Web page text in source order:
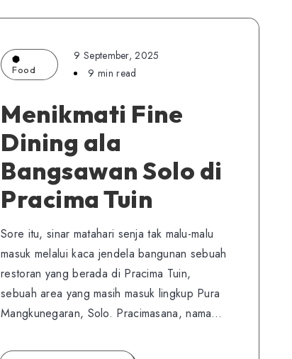
Food
9 September, 2025
9 min read
Menikmati Fine
Dining ala
Bangsawan Solo di
Pracima Tuin
Sore itu, sinar matahari senja tak malu-malu
masuk melalui kaca jendela bangunan sebuah
restoran yang berada di Pracima Tuin,
sebuah area yang masih masuk lingkup Pura
Mangkunegaran, Solo. Pracimasana, nama…